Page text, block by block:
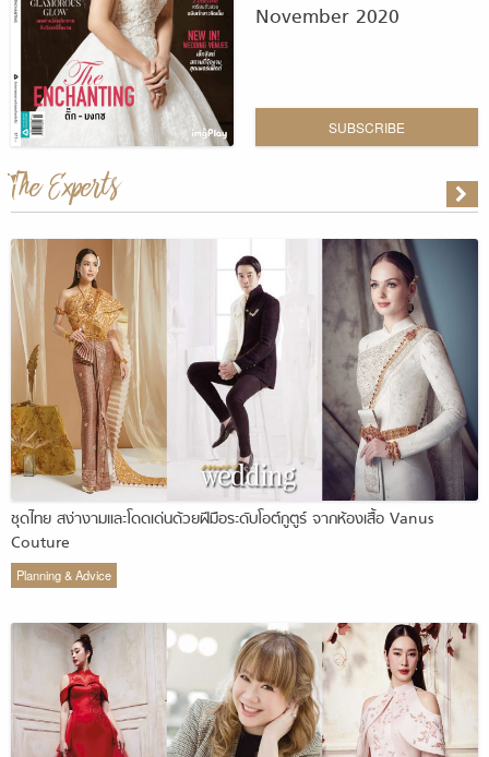
November 2020
SUBSCRIBE
The Experts
ชุดไทย สง่างามและโดดเด่นด้วยฝีมือระดับโอต์กูตูร์ จากห้องเสื้อ Vanus
Couture
Planning & Advice